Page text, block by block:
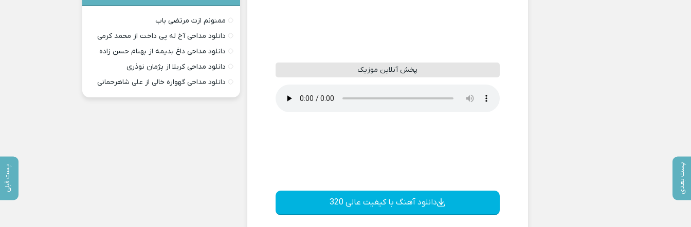
پست بعدی پست قبلی
پخش آنلاین موزیک
دانلود آهنگ با کیفیت عالی 320
ممنونم ازت مرتضی باب
دانلود مداحی آخ له پی داخت از محمد کرمی
دانلود مداحی داغ بدیمه از بهنام حسن زاده
دانلود مداحی کربلا از پژمان نوذری
دانلود مداحی گهواره خالی از علی شاهرحمانی